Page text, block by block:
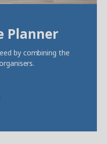
Planner
by combining the